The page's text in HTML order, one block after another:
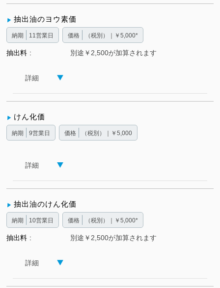
抽出油のヨウ素価
納期 11営業日 価格 （税別）｜￥5,000*
抽出料 別途￥2,500が加算されます
詳細
けん化価
納期 9営業日 価格 （税別）｜￥5,000
詳細
抽出油のけん化価
納期 10営業日 価格 （税別）｜￥5,000*
抽出料 別途￥2,500が加算されます
詳細